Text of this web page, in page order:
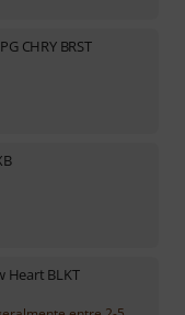
CHRY BRST
Heart BLKT